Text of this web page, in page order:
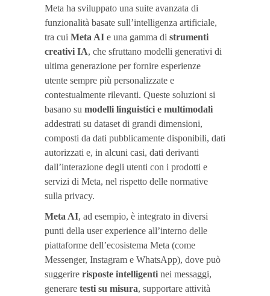
Meta ha sviluppato una suite avanzata di
funzionalità basate sull’intelligenza artificiale,
tra cui Meta AI e una gamma di strumenti
creativi IA, che sfruttano modelli generativi di
ultima generazione per fornire esperienze
utente sempre più personalizzate e
contestualmente rilevanti. Queste soluzioni si
basano su modelli linguistici e multimodali
addestrati su dataset di grandi dimensioni,
composti da dati pubblicamente disponibili, dati
autorizzati e, in alcuni casi, dati derivanti
dall’interazione degli utenti con i prodotti e
servizi di Meta, nel rispetto delle normative
sulla privacy.
Meta AI, ad esempio, è integrato in diversi
punti della user experience all’interno delle
piattaforme dell’ecosistema Meta (come
Messenger, Instagram e WhatsApp), dove può
suggerire risposte intelligenti nei messaggi,
generare testi su misura, supportare attività